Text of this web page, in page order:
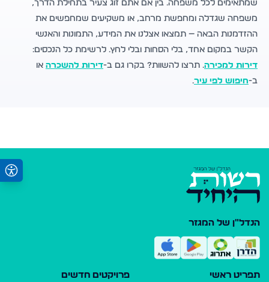
שמתאימים לכל משפחה. בין אם אתם זוג צעיר בתחילת הדרך,
משפחה שגדלה ומחפשת מרחב, או משקיעים שמחפשים את
ההזדמנות הבאה — תמצאו אצלנו את המידע, התמונות והאנשי
הקשר במקום אחד, בלי הסחות ובלי לחץ. לרשימת כל הנכסים:
דירות למכירה. תרצו להשוות? בקרו גם ב-דירות להשכרה או
ב-חיפוש לפי עיר.
הנדל"ן של המגזר
תפריט ראשי פרויקטים חדשים